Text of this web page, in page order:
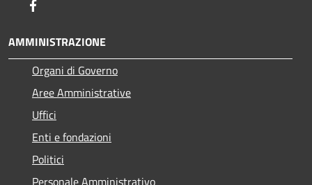
AMMINISTRAZIONE
Organi di Governo
Aree Amministrative
Uffici
Enti e fondazioni
Politici
Personale Amministrativo